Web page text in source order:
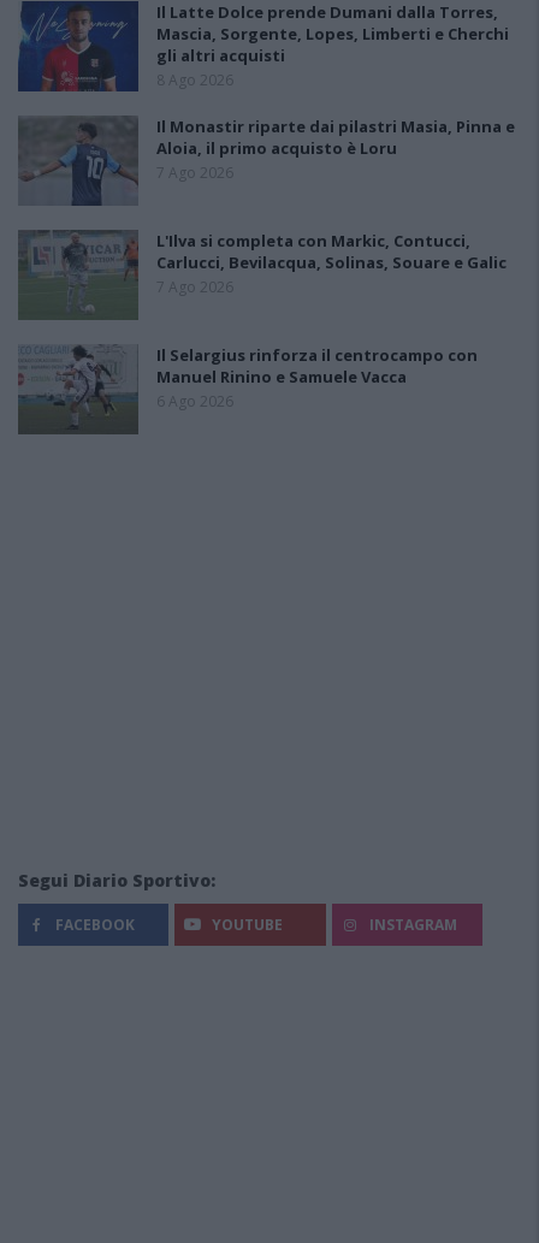
Il Latte Dolce prende Dumani dalla Torres,
Mascia, Sorgente, Lopes, Limberti e Cherchi
gli altri acquisti
8 Ago 2026
Il Monastir riparte dai pilastri Masia, Pinna e
Aloia, il primo acquisto è Loru
7 Ago 2026
L'Ilva si completa con Markic, Contucci,
Carlucci, Bevilacqua, Solinas, Souare e Galic
7 Ago 2026
Il Selargius rinforza il centrocampo con
Manuel Rinino e Samuele Vacca
6 Ago 2026
Segui Diario Sportivo:
FACEBOOK YOUTUBE INSTAGRAM